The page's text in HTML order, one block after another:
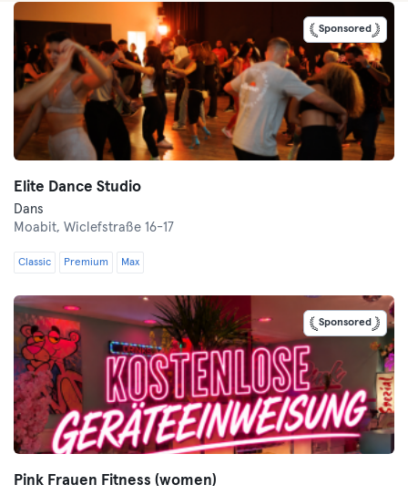
Sponsored
Elite Dance Studio
Dans
Moabit, Wiclefstraße 16-17
Classic Premium Max
Sponsored
Pink Frauen Fitness (women)